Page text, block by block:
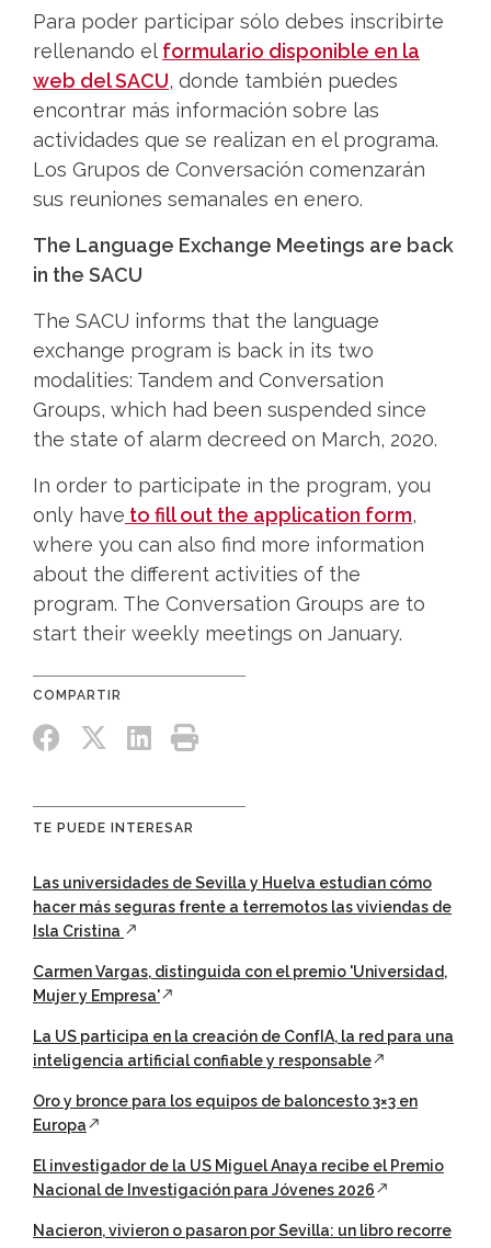
Para poder participar sólo debes inscribirte
rellenando el formulario disponible en la
web del SACU, donde también puedes
encontrar más información sobre las
actividades que se realizan en el programa.
Los Grupos de Conversación comenzarán
sus reuniones semanales en enero.
The Language Exchange Meetings are back
in the SACU
The SACU informs that the language
exchange program is back in its two
modalities: Tandem and Conversation
Groups, which had been suspended since
the state of alarm decreed on March, 2020.
In order to participate in the program, you
only have to fill out the application form,
where you can also find more information
about the different activities of the
program. The Conversation Groups are to
start their weekly meetings on January.
TE PUEDE INTERESAR
Las universidades de Sevilla y Huelva estudian cómo
hacer más seguras frente a terremotos las viviendas de
Isla Cristina
Carmen Vargas, distinguida con el premio 'Universidad,
Mujer y Empresa'
La US participa en la creación de ConfIA, la red para una
inteligencia artificial confiable y responsable
Oro y bronce para los equipos de baloncesto 3×3 en
Europa
El investigador de la US Miguel Anaya recibe el Premio
Nacional de Investigación para Jóvenes 2026
Nacieron, vivieron o pasaron por Sevilla: un libro recorre